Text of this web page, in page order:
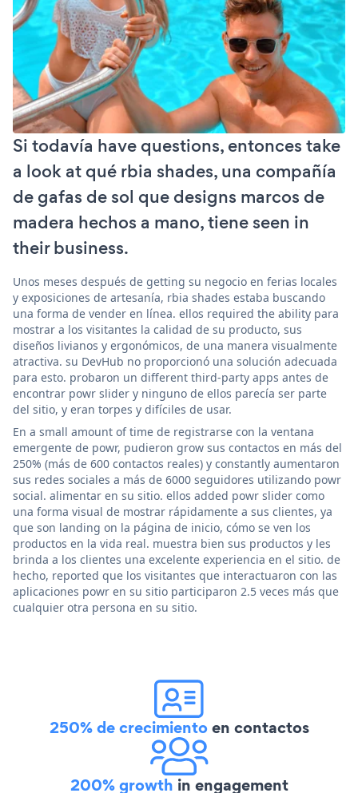
Si todavía have questions, entonces take
a look at qué rbia shades, una compañía
de gafas de sol que designs marcos de
madera hechos a mano, tiene seen in
their business.
Unos meses después de getting su negocio en ferias locales
y exposiciones de artesanía, rbia shades estaba buscando
una forma de vender en línea. ellos required the ability para
mostrar a los visitantes la calidad de su producto, sus
diseños livianos y ergonómicos, de una manera visualmente
atractiva. su DevHub no proporcionó una solución adecuada
para esto. probaron un different third-party apps antes de
encontrar powr slider y ninguno de ellos parecía ser parte
del sitio, y eran torpes y difíciles de usar.
En a small amount of time de registrarse con la ventana
emergente de powr, pudieron grow sus contactos en más del
250% (más de 600 contactos reales) y constantly aumentaron
sus redes sociales a más de 6000 seguidores utilizando powr
social. alimentar en su sitio. ellos added powr slider como
una forma visual de mostrar rápidamente a sus clientes, ya
que son landing on la página de inicio, cómo se ven los
productos en la vida real. muestra bien sus productos y les
brinda a los clientes una excelente experiencia en el sitio. de
hecho, reported que los visitantes que interactuaron con las
aplicaciones powr en su sitio participaron 2.5 veces más que
cualquier otra persona en su sitio.
250% de crecimientoen contactos
200% growth in engagement